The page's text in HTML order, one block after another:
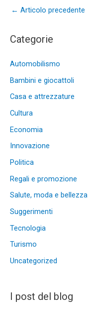
← Articolo precedente
Categorie
Automobilismo
Bambini e giocattoli
Casa e attrezzature
Cultura
Economia
Innovazione
Politica
Regali e promozione
Salute, moda e bellezza
Suggerimenti
Tecnologia
Turismo
Uncategorized
I post del blog